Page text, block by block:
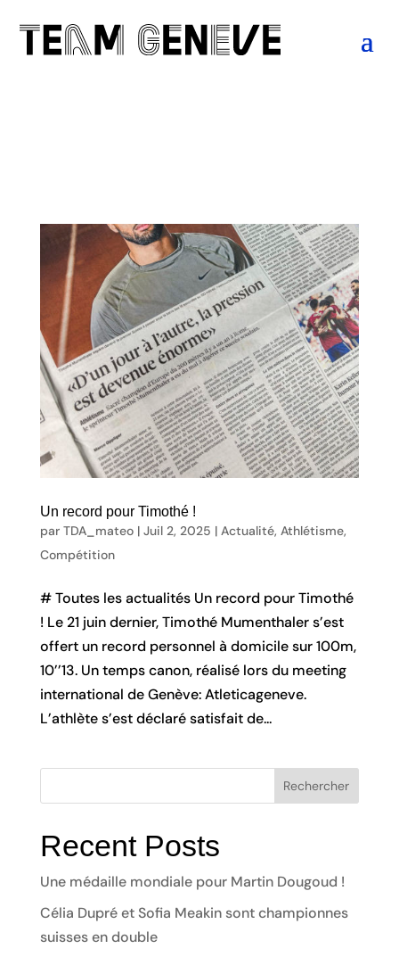
Un record pour Timothé !
par TDA_mateo| Juil 2, 2025 | Actualité, Athlétisme,
Compétition
# Toutes les actualités Un record pour Timothé
! Le 21 juin dernier, Timothé Mumenthaler s’est
offert un record personnel à domicile sur 100m,
10’’13. Un temps canon, réalisé lors du meeting
international de Genève: Atleticageneve.
L’athlète s’est déclaré satisfait de...
Rechercher
Recent Posts
Une médaille mondiale pour Martin Dougoud !
Célia Dupré et Sofia Meakin sont championnes
suisses en double